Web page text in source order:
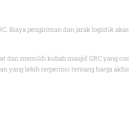
Biaya pengiriman dan jarak logistik
memilih kubah masjid GRC yang
lebih terperinci tentang harga